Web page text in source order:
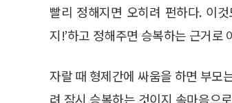
빨리 정해지면 오히려 펀하다. 이
지!’하고 정해주면 승복하는 근거로
자랄 때 형제간에 싸움을 하면 부모
려 잠시 승복하는 것이지 속마음으